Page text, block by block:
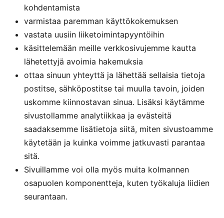
kohdentamista
varmistaa paremman käyttökokemuksen
vastata uusiin liiketoimintapyyntöihin
käsittelemään meille verkkosivujemme kautta
lähetettyjä avoimia hakemuksia
ottaa sinuun yhteyttä ja lähettää sellaisia tietoja
postitse, sähköpostitse tai muulla tavoin, joiden
uskomme kiinnostavan sinua. Lisäksi käytämme
sivustollamme analytiikkaa ja evästeitä
saadaksemme lisätietoja siitä, miten sivustoamme
käytetään ja kuinka voimme jatkuvasti parantaa
sitä.
Sivuillamme voi olla myös muita kolmannen
osapuolen komponentteja, kuten työkaluja liidien
seurantaan.